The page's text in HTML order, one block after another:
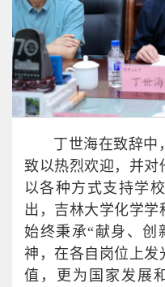
丁世海在致辞中
致以热烈欢迎，并对
以各种方式支持学
出，吉林大学化学学
始终秉承“献身、创
神，在各自岗位上发
值，更为国家发展